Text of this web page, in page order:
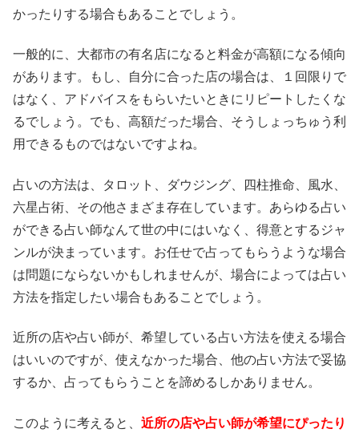
かったりする場合もあることでしょう。
一般的に、大都市の有名店になると料金が高額になる傾向
があります。もし、自分に合った店の場合は、１回限りで
はなく、アドバイスをもらいたいときにリピートしたくな
るでしょう。でも、高額だった場合、そうしょっちゅう利
用できるものではないですよね。
占いの方法は、タロット、ダウジング、四柱推命、風水、
六星占術、その他さまざま存在しています。あらゆる占い
ができる占い師なんて世の中にはいなく、得意とするジャ
ンルが決まっています。お任せで占ってもらうような場合
は問題にならないかもしれませんが、場合によっては占い
方法を指定したい場合もあることでしょう。
近所の店や占い師が、希望している占い方法を使える場合
はいいのですが、使えなかった場合、他の占い方法で妥協
するか、占ってもらうことを諦めるしかありません。
このように考えると、 近所の店や占い師が希望にぴったり